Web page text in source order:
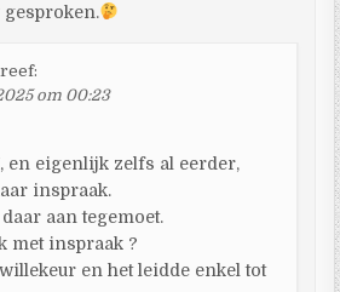
om 00:23
en eigenlijk zelfs al eerder,
inspraak.
aan tegemoet.
met inspraak ?
en het leidde enkel tot